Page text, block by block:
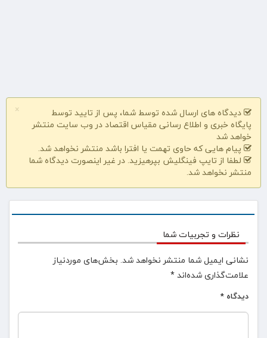
×
دیدگاه های ارسال شده توسط شما، پس از تایید توسط
پایگاه خبری و اطلاع رسانی مقیاس اقتصاد در وب سایت منتشر
خواهد شد
پیام هایی که حاوی تهمت یا افترا باشد منتشر نخواهد شد.
لطفا از تایپ فینگلیش بپرهیزید. در غیر اینصورت دیدگاه شما
منتشر نخواهد شد.
نظرات و تجربیات شما
نشانی ایمیل شما منتشر نخواهد شد. بخش‌های موردنیاز
علامت‌گذاری شده‌اند*
دیدگاه *